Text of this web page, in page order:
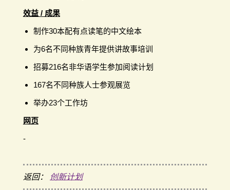
效益 / 成果
制作30本配有点读笔的中文绘本
为6名不同种族青年提供讲故事培训
招募216名非华语学生参加阅读计划
167名不同种族人士参观展览
举办23个工作坊
网页
-
返回： 创新计划